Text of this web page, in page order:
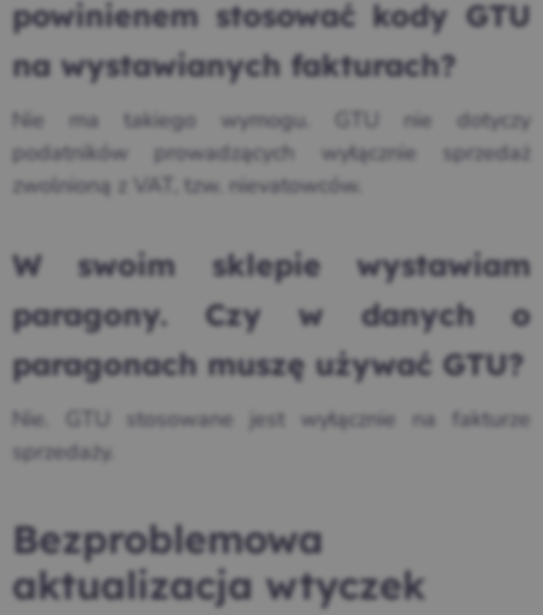
powinienem stosować kody GTU
na wystawianych fakturach?
Nie ma takiego wymogu. GTU nie dotyczy
podatników prowadzących wyłącznie sprzedaż
zwolnioną z VAT, tzw. nievatowców.
W swoim sklepie wystawiam
paragony. Czy w danych o
paragonach muszę używać GTU?
Nie. GTU stosowane jest wyłącznie na fakturze
sprzedaży.
Bezproblemowa
aktualizacja wtyczek